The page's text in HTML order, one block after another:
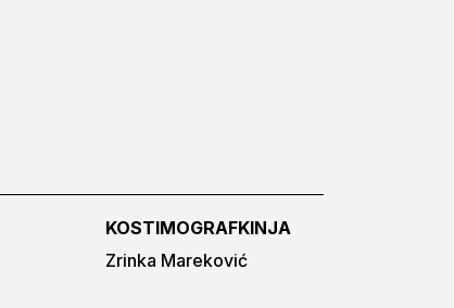
KOSTIMOGRAFKINJA
Zrinka Mareković